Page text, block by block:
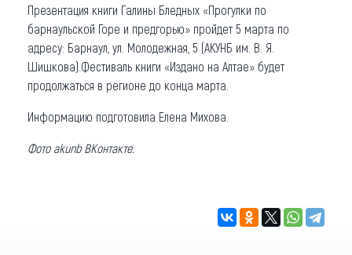
Презентация книги Галины Бледных «Прогулки по
барнаульской Горе и предгорью» пройдет 5 марта по
адресу: Барнаул, ул. Молодежная, 5 (АКУНБ им. В. Я.
Шишкова).Фестиваль книги «Издано на Алтае» будет
продолжаться в регионе до конца марта.
Информацию подготовила Елена Михова.
Фото akunb ВКонтакте.